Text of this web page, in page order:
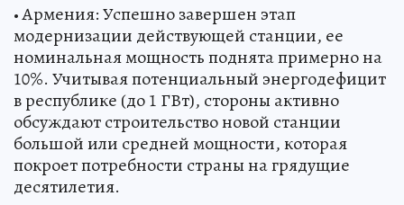
• Армения: Успешно завершен этап
модернизации действующей станции, ее
номинальная мощность поднята примерно на
10%. Учитывая потенциальный энергодефицит
в республике (до 1 ГВт), стороны активно
обсуждают строительство новой станции
большой или средней мощности, которая
покроет потребности страны на грядущие
десятилетия.